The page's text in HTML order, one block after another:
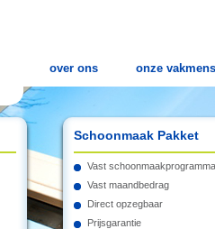
over ons onze
Schoonmaak Pakket
Vast schoonmaakprogramma
Vast maandbedrag
Direct opzegbaar
Prijsgarantie